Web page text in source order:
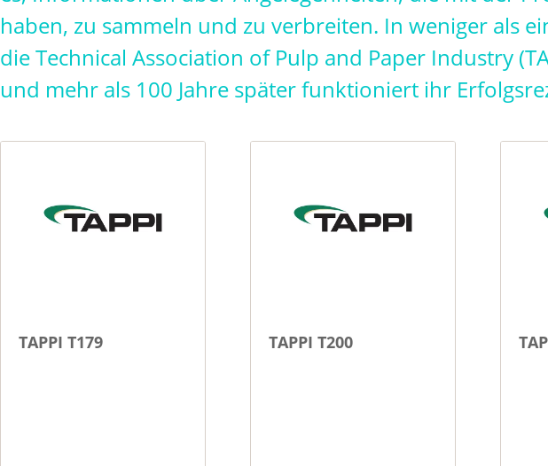
haben, zu sammeln und zu verbreiten. In weniger als
die Technical Association of Pulp and Paper Industry
und mehr als 100 Jahre später funktioniert ihr
TAPPI T179 TAPPI T200